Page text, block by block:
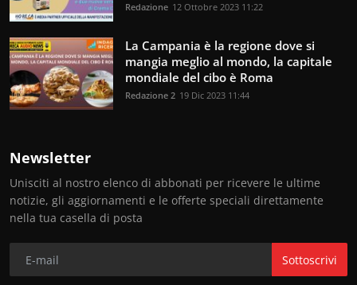
Redazione 12 Ottobre 2023 11:22
La Campania è la regione dove si
mangia meglio al mondo, la capitale
mondiale del cibo è Roma
Redazione 2 19 Dic 2023 11:44
Newsletter
Unisciti al nostro elenco di abbonati per ricevere le ultime
notizie, gli aggiornamenti e le offerte speciali direttamente
nella tua casella di posta
Sottoscrivi